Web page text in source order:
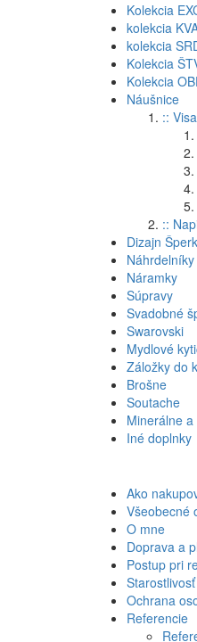
Kolekcia
kolekcia
kolekcia
Kolekcia
Kolekcia
Náušnice
::
::
Dizajn
Náhrdelníky
Náramky
Súpravy
Svadobné
Swarovski
Mydlové
Záložky do
Brošne
Soutache
Minerálne
Iné doplnky
Ako
Všeobecné
O mne
Doprava a
Postup pri
Ochrana
Referencie